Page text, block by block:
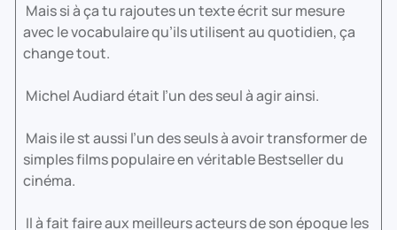
Mais si à ça tu rajoutes un texte écrit sur mesure
avec le vocabulaire qu’ils utilisent au quotidien, ça
change tout.
Michel Audiard était l’un des seul à agir ainsi.
Mais ile st aussi l’un des seuls à avoir transformer de
simples films populaire en véritable Bestseller du
cinéma.
Il à fait faire aux meilleurs acteurs de son époque les